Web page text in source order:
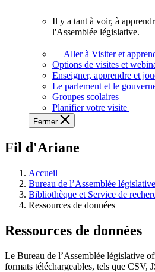
voir,
apprendre
et
à
à
législative.
Il y a tant à voir, à
l'Assemblée législative.
Aller à Visiter et
Options de visites et
Enseigner, apprendre et
Le parlement et le
Groupes scolaires
Planifier votre visite
Fermer
Fil d'Ariane
Accueil
Bureau de l’Assemblée législative
Bibliothèque et Service de
Ressources de données
Ressources de données
Le Bureau de l’Assemblée législative
formats téléchargeables, tels que CSV,